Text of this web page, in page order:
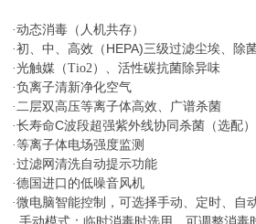
·动态消毒（人机共存）
·初、中、高效（ HEPA)三级过滤尘埃、除
·光触媒 （Tio2）、活性碳抗菌除异味
·负离子清新净化空气
·二层双高压等离子体高效、广谱杀菌
·长寿命C波段超强紫外线协同杀菌（选配）
·等离子体电场强度监测
·过滤网清洗自动提示功能
·德国进口的低噪音风机
·微电脑智能控制，可选择手动、定时、自